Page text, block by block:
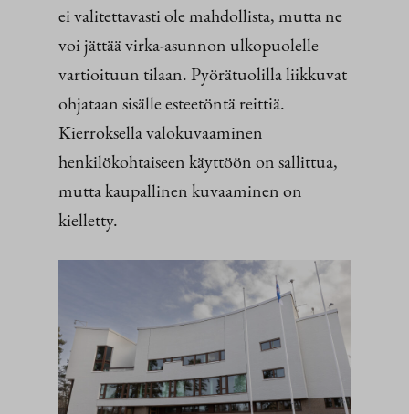
ei valitettavasti ole mahdollista, mutta ne
voi jättää virka-asunnon ulkopuolelle
vartioituun tilaan. Pyörätuolilla liikkuvat
ohjataan sisälle esteetöntä reittiä.
Kierroksella valokuvaaminen
henkilökohtaiseen käyttöön on sallittua,
mutta kaupallinen kuvaaminen on
kielletty.